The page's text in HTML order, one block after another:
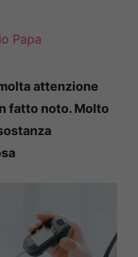
Papa
attenzione
fatto noto. Molto